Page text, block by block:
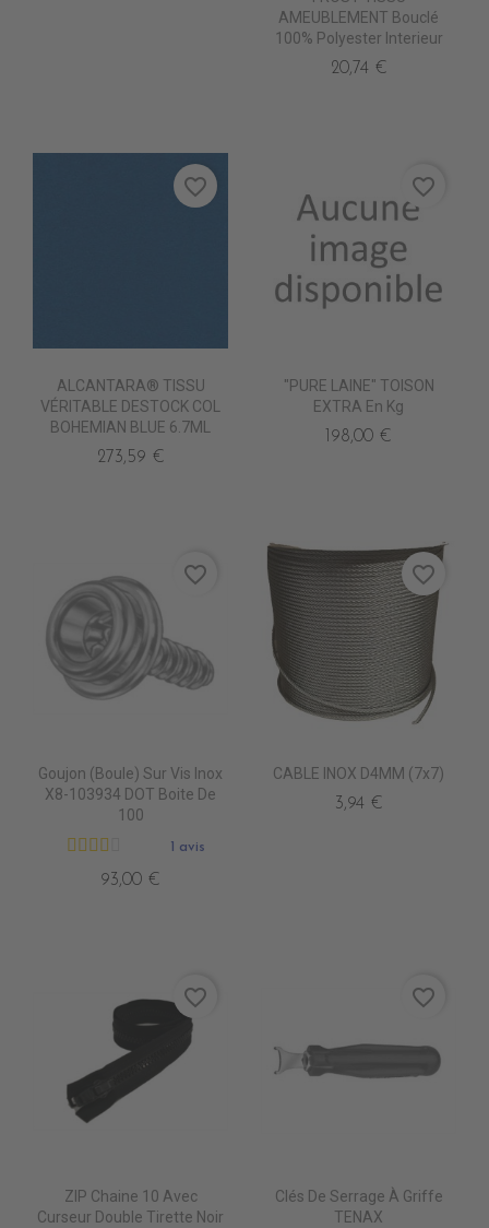
AMEUBLEMENT Bouclé
100% Polyester Interieur
20,74 €
ALCANTARA® TISSU
VÉRITABLE DESTOCK COL
BOHEMIAN BLUE 6.7ML
273,59 €
favorite_border
"PURE LAINE" TOISON
EXTRA En Kg
198,00 €
favorite_border
Goujon (Boule) Sur Vis Inox
X8-103934 DOT Boite De
100
1 avis
93,00 €
favorite_border
CABLE INOX D4MM (7x7)
3,94 €
favorite_border
ZIP Chaine 10 Avec
Curseur Double Tirette Noir
favorite_border
Clés De Serrage À Griffe
TENAX
favorite_border